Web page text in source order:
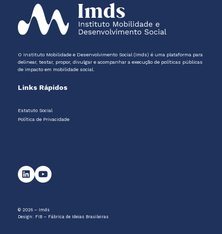
O Instituto Mobilidade e Desenvolvimento Social (Imds) é uma plataforma para
delinear, testar, propor, divulgar e acompanhar a execução de políticas públicas
de impacto em mobilidade social.
Links Rápidos
Estatuto Social
Política de Privacidade
© 2026 – Imds
Design: FIB – Fábrica de Ideias Brasileiras